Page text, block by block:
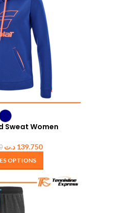
Sweat Women
139.750 د.ت
OPTIONS